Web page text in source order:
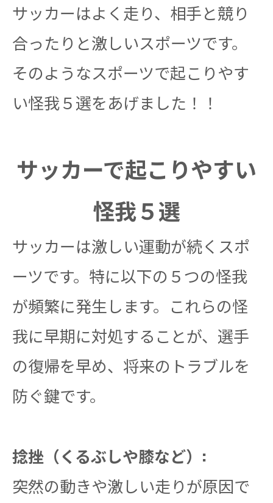
サッカーはよく走り、相手と競り
合ったりと激しいスポーツです。
そのようなスポーツで起こりやす
い怪我５選をあげました！！
サッカーで起こりやすい
怪我５選
サッカーは激しい運動が続くスポ
ーツです。特に以下の５つの怪我
が頻繁に発生します。これらの怪
我に早期に対処することが、選手
の復帰を早め、将来のトラブルを
防ぐ鍵です。
捻挫（くるぶしや膝など）:
突然の動きや激しい走りが原因で